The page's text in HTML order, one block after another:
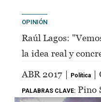
OPINIÓN
Raúl Lagos:
la idea real y
Perón"
ABR 2017 | Política |
PALABRAS CLAVE: Pino